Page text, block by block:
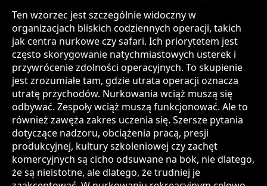
Ten wzorzec jest szczególnie widoczny w
organizacjach bliskich codziennych operacji, takich
jak centra nurkowe czy safari. Ich priorytetem jest
często skorygowanie natychmiastowych usterek i
przywrócenie zdolności operacyjnych. To skupienie
jest zrozumiałe tam, gdzie utrata operacji oznacza
utratę przychodów. Nurkowania wciąż muszą się
odbywać. Zespoły wciąż muszą funkcjonować. Ale to
również zawęża zakres uczenia się. Szersze pytania
dotyczące nadzoru, obciążenia pracą, presji
produkcyjnej, kultury szkoleniowej czy zachęt
komercyjnych są cicho odsuwane na bok, nie dlatego,
że są nieistotne, ale dlatego, że trudniej je